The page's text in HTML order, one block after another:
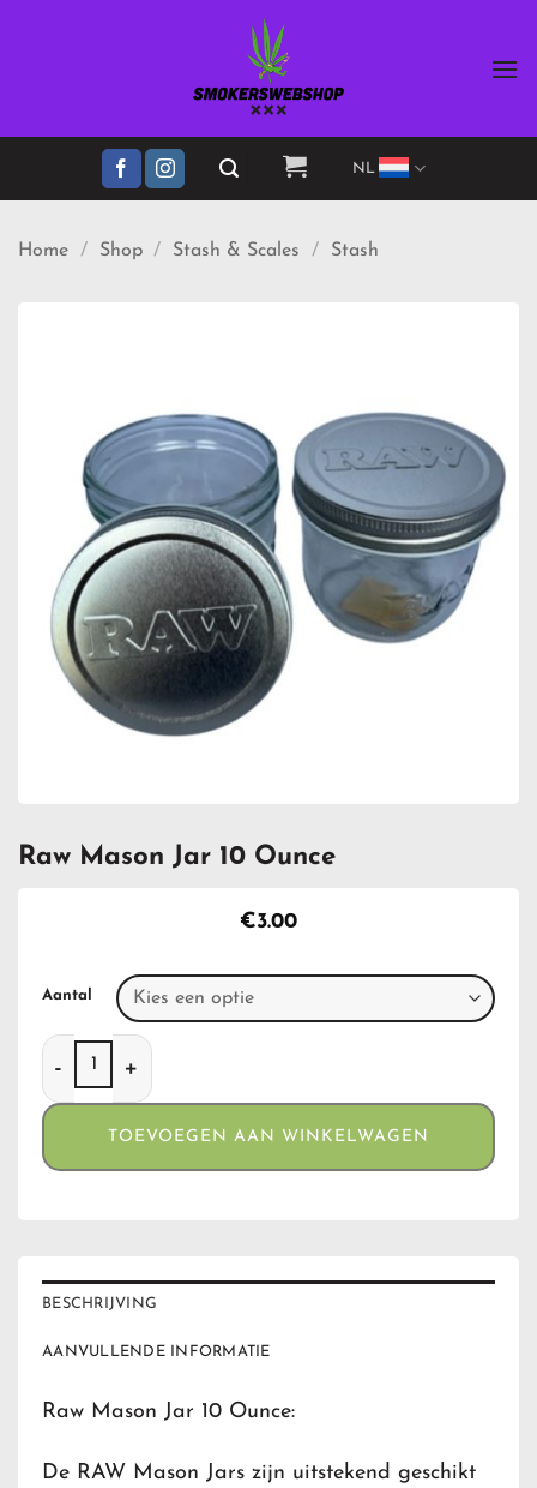
NL
Home / Shop / Stash & Scales / Stash
Raw Mason Jar 10 Ounce
€3.00
Aantal
Raw Mason Jar 10 Ounce aantal
TOEVOEGEN AAN WINKELWAGEN
BESCHRIJVING
AANVULLENDE INFORMATIE
Raw Mason Jar 10 Ounce:
De RAW Mason Jars zijn uitstekend geschikt